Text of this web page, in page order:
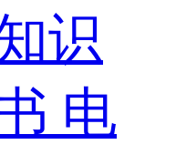
识
电